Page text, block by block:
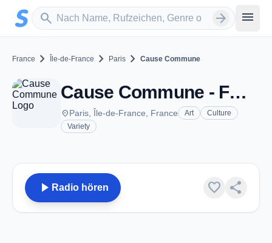
Zum Hauptinhalt springen
search
Sender suchen arrow_forward menu
France chevron_right Île-de-France chevron_right Paris chevron_right Cause Commune
Cause Commune - FM 93.1 - Paris
placeParis, Île-de-France, France Art
Culture
Variety
play_arrow Radio hören favorite share